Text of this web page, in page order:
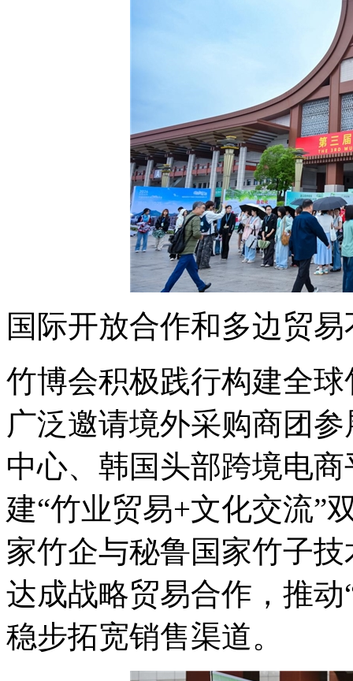
国际开放合作和多边贸
竹博会积极践行构建全
广泛邀请境外采购商团
中心、韩国头部跨境电
建“竹业贸易+文化交流”
家竹企与秘鲁国家竹子
达成战略贸易合作，推
稳步拓宽销售渠道。